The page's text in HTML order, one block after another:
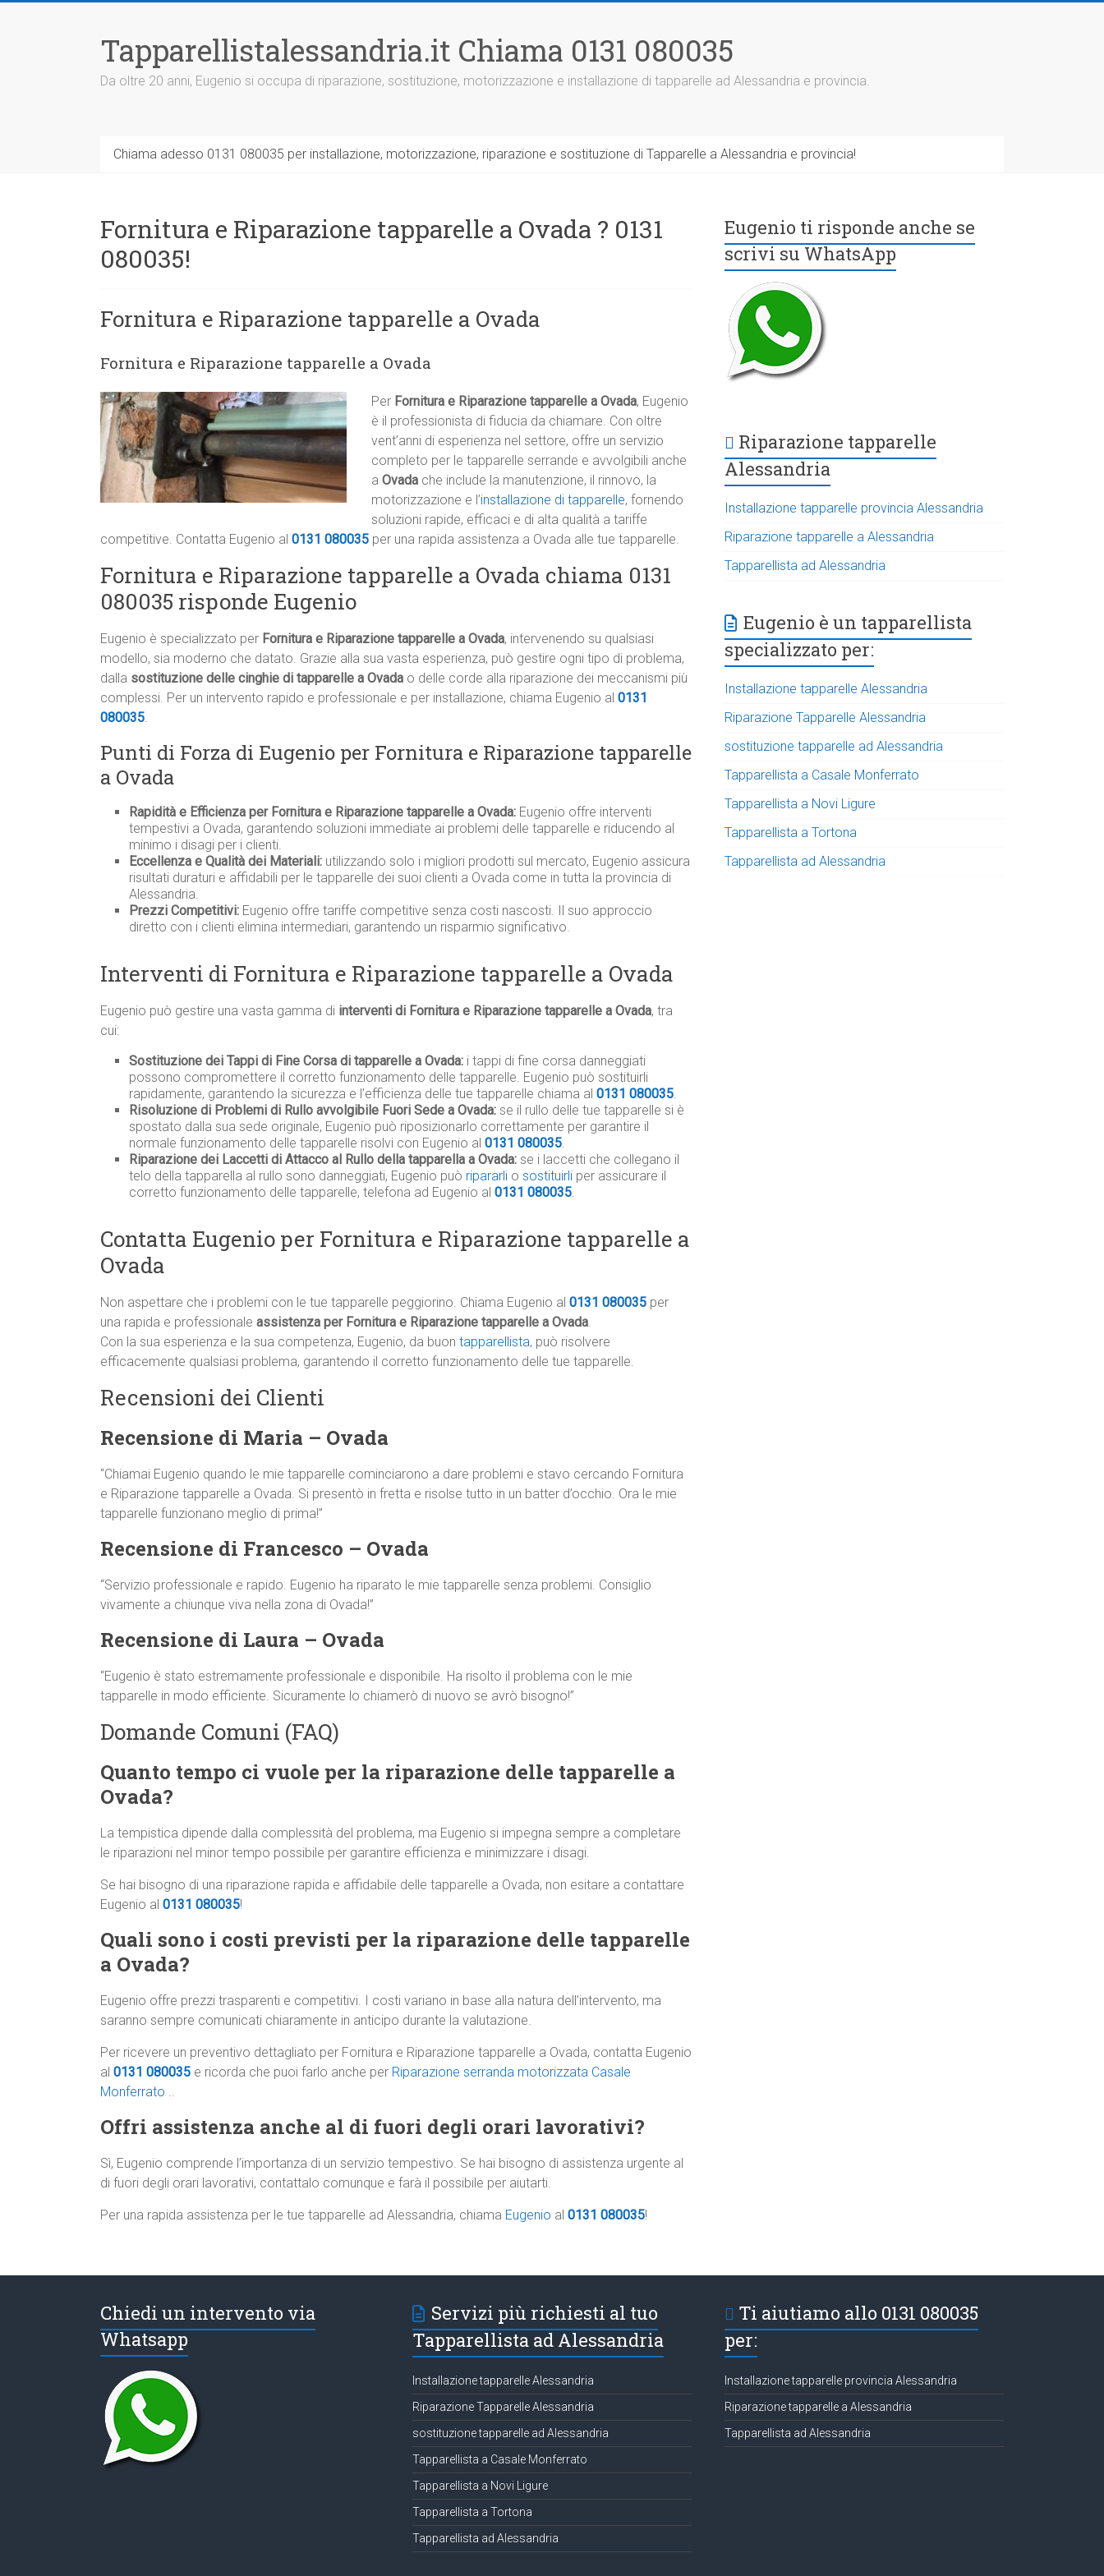
Tapparellistalessandria.it Chiama 0131 080035
Da oltre 20 anni, Eugenio si occupa di riparazione, sostituzione, motorizzazione e installazione di tapparelle ad Alessandria e provincia.
Chiama adesso 0131 080035 per installazione, motorizzazione, riparazione e sostituzione di Tapparelle a Alessandria e provincia!
Fornitura e Riparazione tapparelle a Ovada ? 0131
080035!
Fornitura e Riparazione tapparelle a Ovada
Fornitura e Riparazione tapparelle a Ovada
Per Fornitura e Riparazione tapparelle a Ovada, Eugenio
è il professionista di fiducia da chiamare. Con oltre
vent’anni di esperienza nel settore, offre un servizio
completo per le tapparelle serrande e avvolgibili anche
a Ovada che include la manutenzione, il rinnovo, la
motorizzazione e l’installazione di tapparelle, fornendo
soluzioni rapide, efficaci e di alta qualità a tariffe
competitive. Contatta Eugenio al 0131 080035 per una rapida assistenza a Ovada alle tue tapparelle.
Fornitura e Riparazione tapparelle a Ovada chiama 0131
080035 risponde Eugenio
Eugenio è specializzato per Fornitura e Riparazione tapparelle a Ovada, intervenendo su qualsiasi
modello, sia moderno che datato. Grazie alla sua vasta esperienza, può gestire ogni tipo di problema,
dalla sostituzione delle cinghie di tapparelle a Ovada o delle corde alla riparazione dei meccanismi più
complessi. Per un intervento rapido e professionale e per installazione, chiama Eugenio al 0131
080035.
Punti di Forza di Eugenio per Fornitura e Riparazione tapparelle
a Ovada
Rapidità e Efficienza per Fornitura e Riparazione tapparelle a Ovada: Eugenio offre interventi
tempestivi a Ovada, garantendo soluzioni immediate ai problemi delle tapparelle e riducendo al
minimo i disagi per i clienti.
Eccellenza e Qualità dei Materiali: utilizzando solo i migliori prodotti sul mercato, Eugenio assicura
risultati duraturi e affidabili per le tapparelle dei suoi clienti a Ovada come in tutta la provincia di
Alessandria.
Prezzi Competitivi: Eugenio offre tariffe competitive senza costi nascosti. Il suo approccio
diretto con i clienti elimina intermediari, garantendo un risparmio significativo.
Interventi di Fornitura e Riparazione tapparelle a Ovada
Eugenio può gestire una vasta gamma di interventi di Fornitura e Riparazione tapparelle a Ovada, tra
cui:
Sostituzione dei Tappi di Fine Corsa di tapparelle a Ovada: i tappi di fine corsa danneggiati
possono compromettere il corretto funzionamento delle tapparelle. Eugenio può sostituirli
rapidamente, garantendo la sicurezza e l’efficienza delle tue tapparelle chiama al 0131 080035.
Risoluzione di Problemi di Rullo avvolgibile Fuori Sede a Ovada: se il rullo delle tue tapparelle si è
spostato dalla sua sede originale, Eugenio può riposizionarlo correttamente per garantire il
normale funzionamento delle tapparelle risolvi con Eugenio al 0131 080035.
Riparazione dei Laccetti di Attacco al Rullo della tapparella a Ovada: se i laccetti che collegano il
telo della tapparella al rullo sono danneggiati, Eugenio può ripararli o sostituirli per assicurare il
corretto funzionamento delle tapparelle, telefona ad Eugenio al 0131 080035.
Contatta Eugenio per Fornitura e Riparazione tapparelle a
Ovada
Non aspettare che i problemi con le tue tapparelle peggiorino. Chiama Eugenio al 0131 080035 per
una rapida e professionale assistenza per Fornitura e Riparazione tapparelle a Ovada.
Con la sua esperienza e la sua competenza, Eugenio, da buon tapparellista, può risolvere
efficacemente qualsiasi problema, garantendo il corretto funzionamento delle tue tapparelle.
Recensioni dei Clienti
Recensione di Maria – Ovada
“Chiamai Eugenio quando le mie tapparelle cominciarono a dare problemi e stavo cercando Fornitura
e Riparazione tapparelle a Ovada. Si presentò in fretta e risolse tutto in un batter d’occhio. Ora le mie
tapparelle funzionano meglio di prima!”
Recensione di Francesco – Ovada
“Servizio professionale e rapido. Eugenio ha riparato le mie tapparelle senza problemi. Consiglio
vivamente a chiunque viva nella zona di Ovada!”
Recensione di Laura – Ovada
“Eugenio è stato estremamente professionale e disponibile. Ha risolto il problema con le mie
tapparelle in modo efficiente. Sicuramente lo chiamerò di nuovo se avrò bisogno!”
Domande Comuni (FAQ)
Quanto tempo ci vuole per la riparazione delle tapparelle a
Ovada?
La tempistica dipende dalla complessità del problema, ma Eugenio si impegna sempre a completare
le riparazioni nel minor tempo possibile per garantire efficienza e minimizzare i disagi.
Se hai bisogno di una riparazione rapida e affidabile delle tapparelle a Ovada, non esitare a contattare
Eugenio al 0131 080035!
Quali sono i costi previsti per la riparazione delle tapparelle
a Ovada?
Eugenio offre prezzi trasparenti e competitivi. I costi variano in base alla natura dell’intervento, ma
saranno sempre comunicati chiaramente in anticipo durante la valutazione.
Per ricevere un preventivo dettagliato per Fornitura e Riparazione tapparelle a Ovada, contatta Eugenio
al 0131 080035 e ricorda che puoi farlo anche per Riparazione serranda motorizzata Casale
Monferrato ..
Offri assistenza anche al di fuori degli orari lavorativi?
Sì, Eugenio comprende l’importanza di un servizio tempestivo. Se hai bisogno di assistenza urgente al
di fuori degli orari lavorativi, contattalo comunque e farà il possibile per aiutarti.
Per una rapida assistenza per le tue tapparelle ad Alessandria, chiama Eugenio al 0131 080035!
Eugenio ti risponde anche se
scrivi su WhatsApp
Riparazione tapparelle
Alessandria
Installazione tapparelle provincia Alessandria
Riparazione tapparelle a Alessandria
Tapparellista ad Alessandria
Eugenio è un tapparellista
specializzato per:
Installazione tapparelle Alessandria
Riparazione Tapparelle Alessandria
sostituzione tapparelle ad Alessandria
Tapparellista a Casale Monferrato
Tapparellista a Novi Ligure
Tapparellista a Tortona
Tapparellista ad Alessandria
Chiedi un intervento via
Whatsapp
Servizi più richiesti al tuo
Tapparellista ad Alessandria
Installazione tapparelle Alessandria
Riparazione Tapparelle Alessandria
sostituzione tapparelle ad Alessandria
Tapparellista a Casale Monferrato
Tapparellista a Novi Ligure
Tapparellista a Tortona
Tapparellista ad Alessandria
Ti aiutiamo allo 0131 080035
per:
Installazione tapparelle provincia Alessandria
Riparazione tapparelle a Alessandria
Tapparellista ad Alessandria